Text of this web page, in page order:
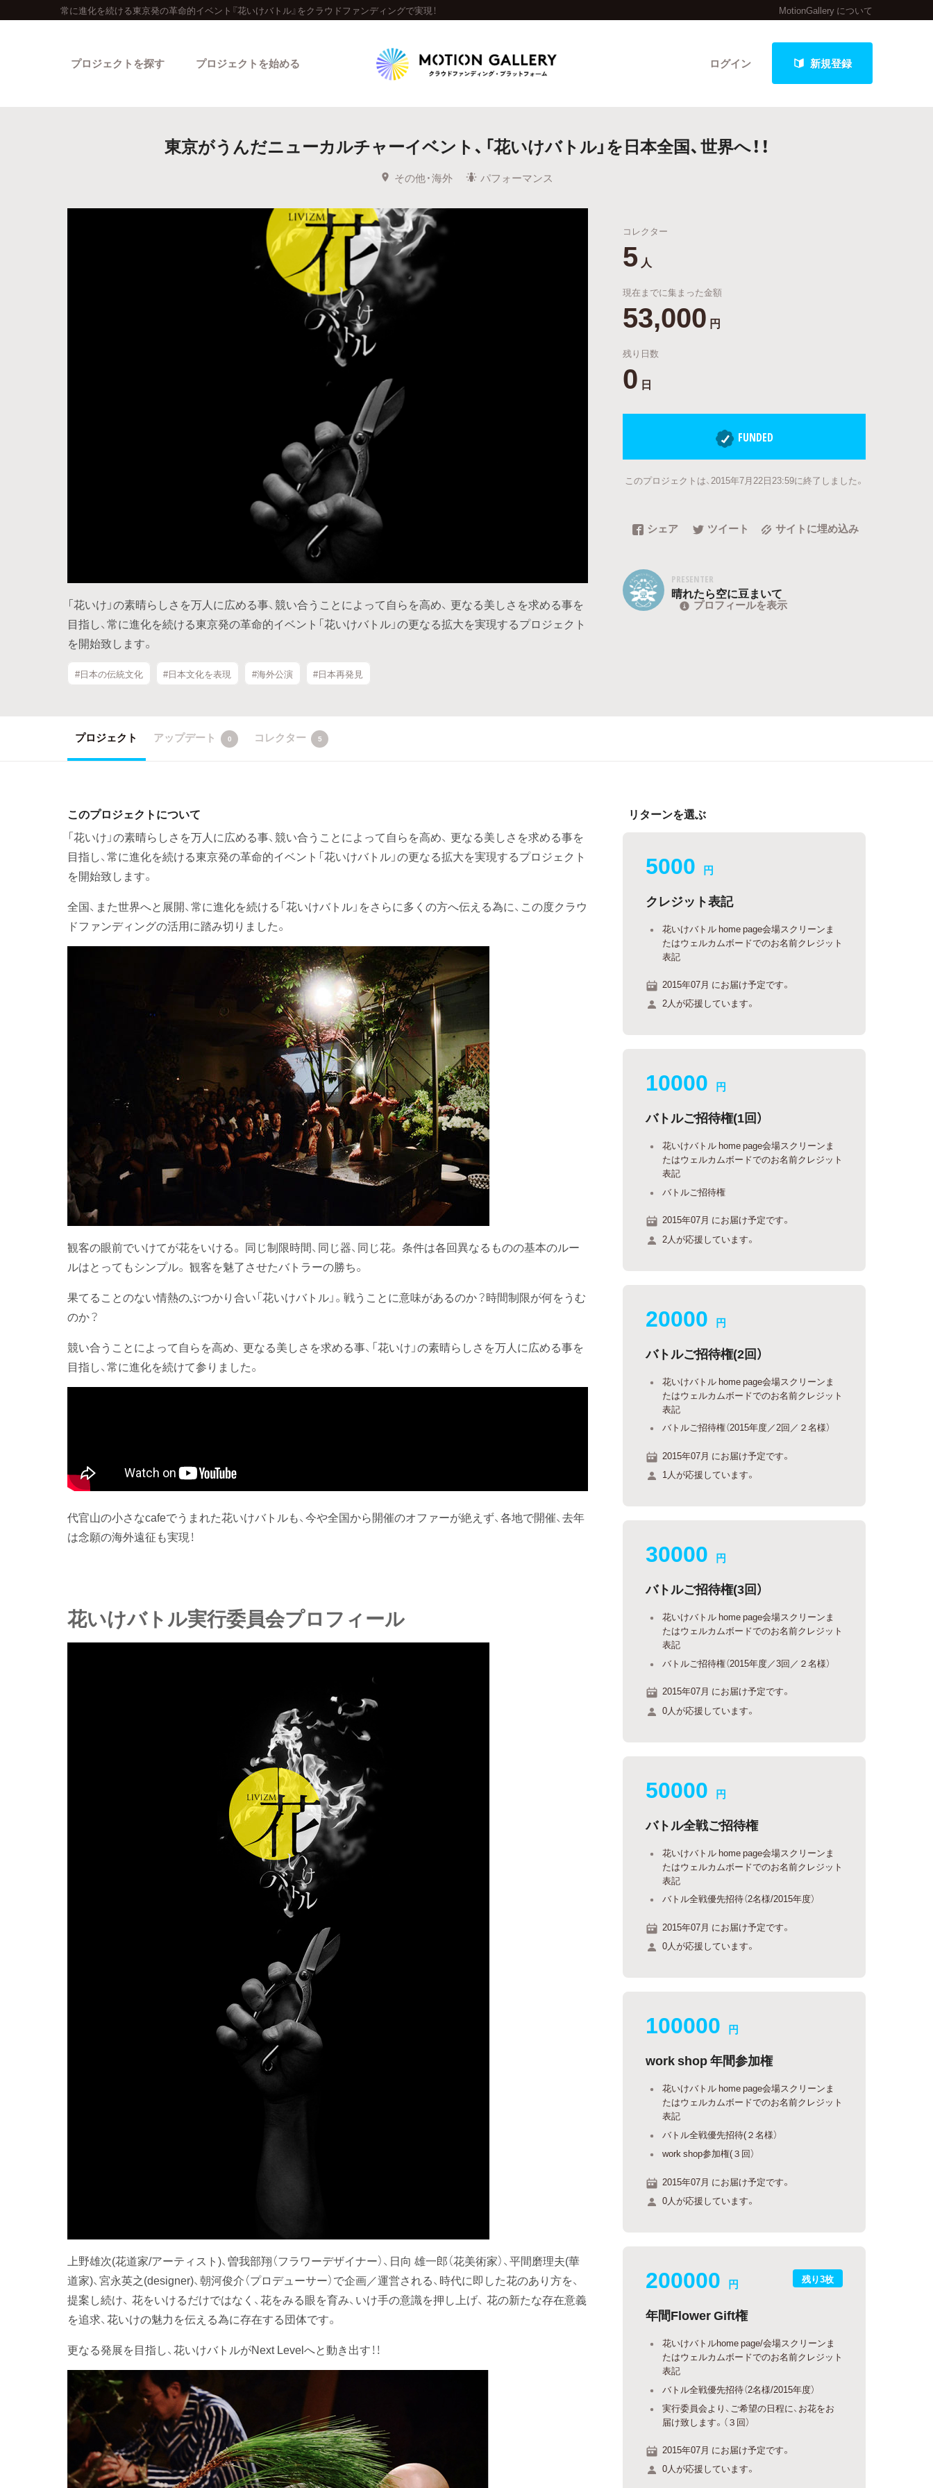
常に進化を続ける東京発の革命的イベント『花いけバトル』をクラウドファンディングで実現！ MotionGallery について
ログイン 新規登録
プロジェクトを探す
人気のプロジェクト 新着プロジェクト 終了間近のプロジェクト
Feature
カテゴリーから探す タグから探す キュレーターから探す 最新進捗報告から探す
Legendary
最新達成プロジェクト
プロジェクトを始める
東京がうんだニューカルチャーイベント、「花いけバトル」を日本全国、世界へ！！
その他・海外 パフォーマンス
「花いけ」の素晴らしさを万人に広める事、競い合うことによって自らを高め、 更なる美しさを求める事を
目指し、常に進化を続ける東京発の革命的イベント「花いけバトル」の更なる拡大を実現するプロジェクト
を開始致します。
#日本の伝統文化 #日本文化を表現 #海外公演 #日本再発見
コレクター
5 人
現在までに集まった金額
53,000 円
残り日数
0 日
FUNDED
このプロジェクトは、2015年7月22日23:59に終了しました。
シェア ツイート サイトに埋め込み
PRESENTER
晴れたら空に豆まいて
プロフィールを表示
プロジェクト アップデート 0 コレクター 5
このプロジェクトについて
「花いけ」の素晴らしさを万人に広める事、競い合うことによって自らを高め、 更なる美しさを求める事を
目指し、常に進化を続ける東京発の革命的イベント「花いけバトル」の更なる拡大を実現するプロジェクト
を開始致します。
全国、また世界へと展開、常に進化を続ける「花いけバトル」をさらに多くの方へ伝える為に、この度クラウ
ドファンディングの活用に踏み切りました。
観客の眼前でいけてが花をいける。 同じ制限時間、同じ器、同じ花。 条件は各回異なるものの基本のルー
ルはとってもシンプル。 観客を魅了させたバトラーの勝ち。
果てることのない情熱のぶつかり合い「花いけバトル」。戦うことに意味があるのか？時間制限が何をうむ
のか？
競い合うことによって自らを高め、 更なる美しさを求める事、「花いけ」の素晴らしさを万人に広める事を
目指し、常に進化を続けて参りました。
代官山の小さなcafeでうまれた花いけバトルも、今や全国から開催のオファーが絶えず、各地で開催、去年
は念願の海外遠征も実現！
花いけバトル実行委員会プロフィール
上野雄次(花道家/アーティスト)、曽我部翔（フラワーデザイナー）、日向 雄一郎（花美術家）、平間磨理夫(華
道家)、宮永英之(designer)、朝河俊介（プロデューサー）で企画／運営される、時代に即した花のあり方を、
提案し続け、 花をいけるだけではなく、花をみる眼を育み、いけ手の意識を押し上げ、 花の新たな存在意義
を追求、花いけの魅力を伝える為に存在する団体です。
更なる発展を目指し、花いけバトルがNext Levelへと動き出す！！
リターンを選ぶ
5000 円
クレジット表記
花いけバトル home page会場スクリーンま
たはウェルカムボードでのお名前クレジット
表記
2015年07月 にお届け予定です。
2人が応援しています。
10000 円
バトルご招待権(1回）
花いけバトル home page会場スクリーンま
たはウェルカムボードでのお名前クレジット
表記
バトルご招待権
2015年07月 にお届け予定です。
2人が応援しています。
20000 円
バトルご招待権(2回）
花いけバトル home page会場スクリーンま
たはウェルカムボードでのお名前クレジット
表記
バトルご招待権（2015年度／2回／２名様）
2015年07月 にお届け予定です。
1人が応援しています。
30000 円
バトルご招待権(3回）
花いけバトル home page会場スクリーンま
たはウェルカムボードでのお名前クレジット
表記
バトルご招待権（2015年度／3回／２名様）
2015年07月 にお届け予定です。
0人が応援しています。
50000 円
バトル全戦ご招待権
花いけバトル home page会場スクリーンま
たはウェルカムボードでのお名前クレジット
表記
バトル全戦優先招待（2名様/2015年度）
2015年07月 にお届け予定です。
0人が応援しています。
100000 円
work shop 年間参加権
花いけバトル home page会場スクリーンま
たはウェルカムボードでのお名前クレジット
表記
バトル全戦優先招待(２名様）
work shop参加権(３回）
2015年07月 にお届け予定です。
0人が応援しています。
残り3枚
200000 円
年間Flower Gift権
花いけバトルhome page/会場スクリーンま
たはウェルカムボードでのお名前クレジット
表記
バトル全戦優先招待（2名様/2015年度）
実行委員会より、ご希望の日程に、お花をお
届け致します。（３回）
2015年07月 にお届け予定です。
0人が応援しています。